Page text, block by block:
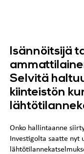
Isännöitsijä
Selvitä
kiinteistön
Onko hallintaanne
Investigolta saatte nyt